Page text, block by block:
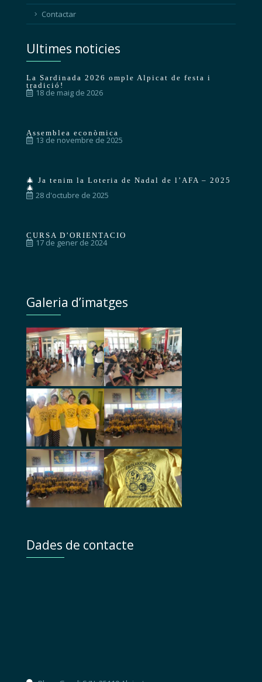
Contactar
Ultimes noticies
La Sardinada 2026 omple Alpicat de festa i
tradició!
18 de maig de 2026
Assemblea econòmica
13 de novembre de 2025
🎄 Ja tenim la Loteria de Nadal de l’AFA – 2025
🎄
28 d'octubre de 2025
CURSA D’ORIENTACIO
17 de gener de 2024
Galeria d’imatges
Dades de contacte